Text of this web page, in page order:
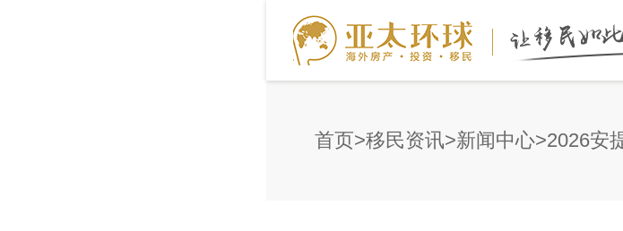
首页 移民资讯 新闻中心